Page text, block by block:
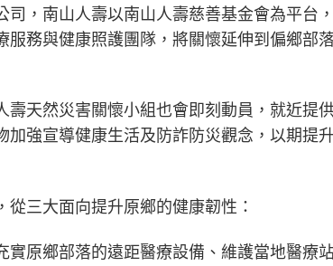
，南山人壽以南山人壽慈善基金會為平台
服務與健康照護團隊，將關懷延伸到偏鄉部
壽天然災害關懷小組也會即刻動員，就近提
加強宣導健康生活及防詐防災觀念，以期提
從三大面向提升原鄉的健康韌性：
實原鄉部落的遠距醫療設備、維護當地醫療